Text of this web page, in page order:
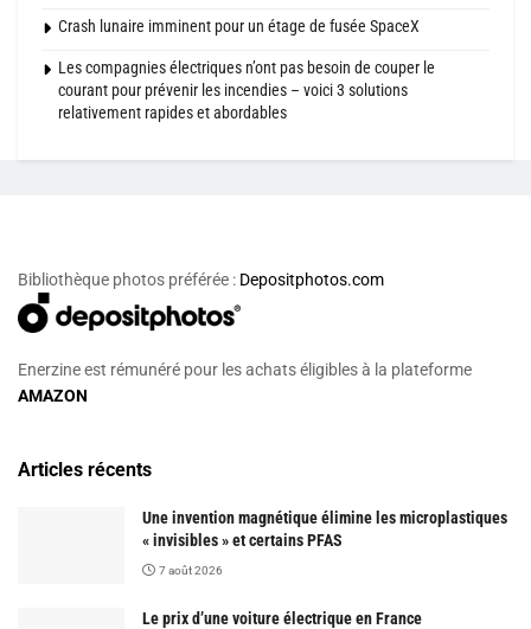
Crash lunaire imminent pour un étage de fusée SpaceX
Les compagnies électriques n’ont pas besoin de couper le
courant pour prévenir les incendies – voici 3 solutions
relativement rapides et abordables
Bibliothèque photos préférée : Depositphotos.com
Enerzine est rémunéré pour les achats éligibles à la plateforme
AMAZON
Articles récents
Une invention magnétique élimine les microplastiques
« invisibles » et certains PFAS
7 août 2026
Le prix d’une voiture électrique en France